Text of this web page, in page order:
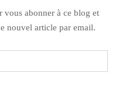
vous abonner à ce blog et
nouvel article par email.